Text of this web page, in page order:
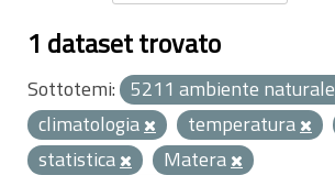
1 dataset trovato
Sottotemi: 5211 ambiente naturale
climatologia
temperatura
statistica
Matera